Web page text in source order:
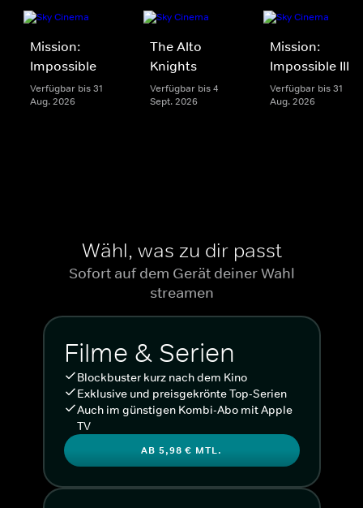
Mission:
Impossible
Verfügbar bis 31
Aug. 2026
The Alto
Knights
Verfügbar bis 4
Sept. 2026
Mission:
Impossible III
Verfügbar bis 31
Aug. 2026
Wähl, was zu dir passt
Sofort auf dem Gerät deiner Wahl
streamen
Filme & Serien
Blockbuster kurz nach dem Kino
Exklusive und preisgekrönte Top-Serien
Auch im günstigen Kombi-Abo mit Apple
TV
AB 5,98 € MTL.